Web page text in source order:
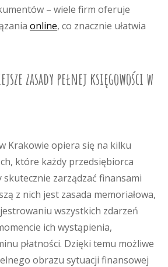
– wiele firm oferuje
online, co znacznie ułatwia
zasady pełnej księgowości w
Krakowie opiera się na kilku
które każdy przedsiębiorca
skutecznie zarządzać finansami
z nich jest zasada memoriałowa,
wszystkich zdarzeń
ich wystąpienia,
płatności. Dzięki temu możliwe
obrazu sytuacji finansowej